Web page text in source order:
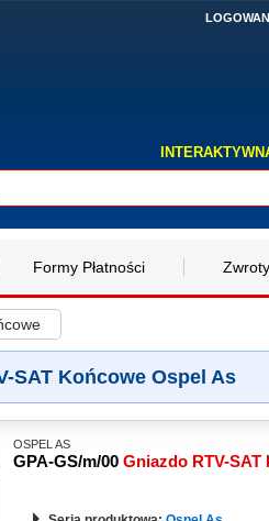
Formy Płatności Zwroty
SAT Końcowe Ospel As
OSPEL AS
GPA-GS/m/00 Gniazdo RTV-SAT